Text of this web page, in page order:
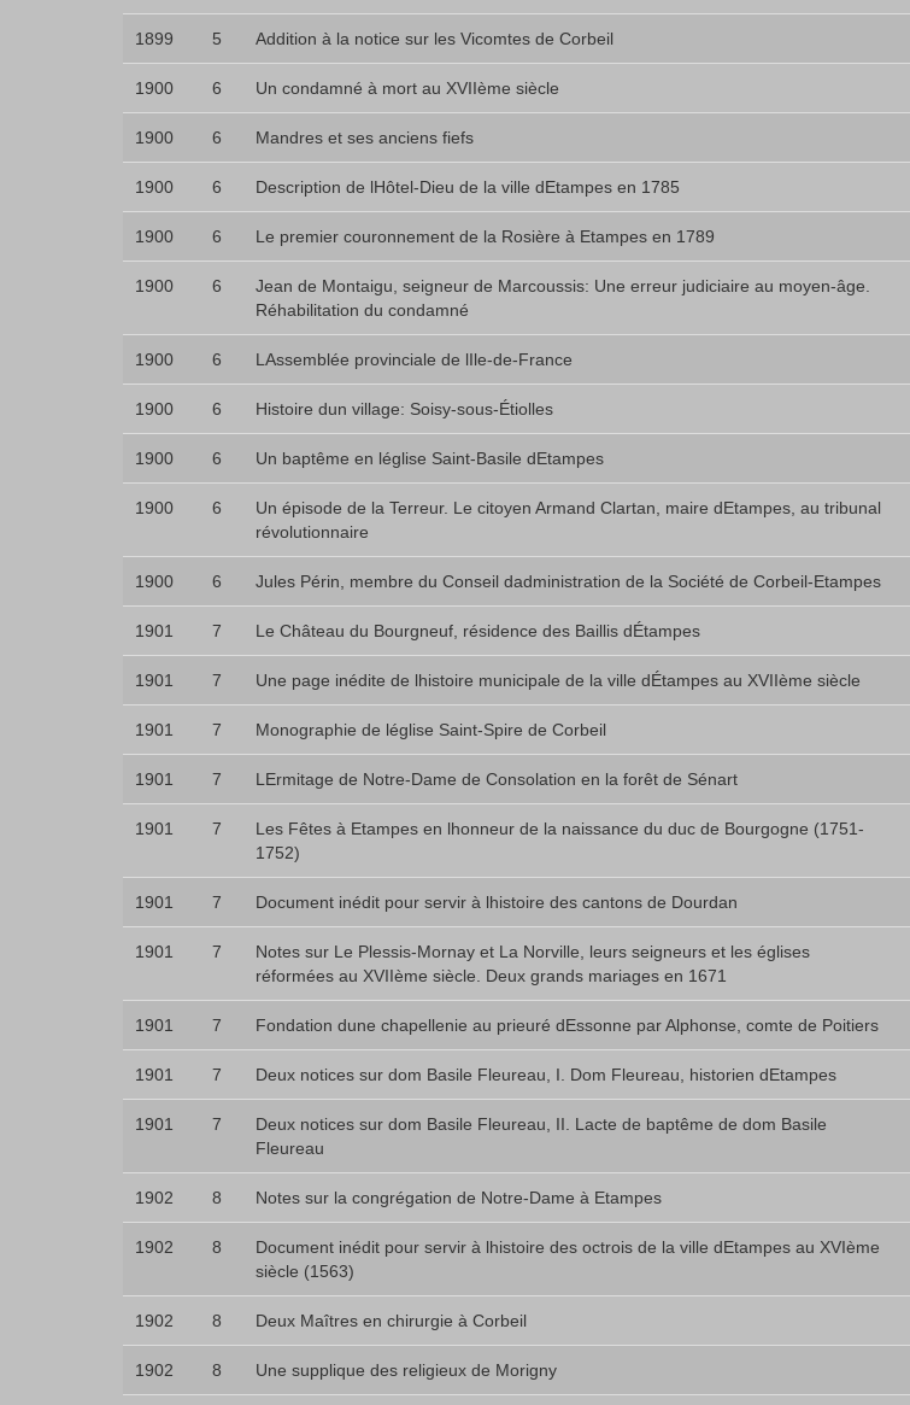
1899 5 Addition à la notice sur les Vicomtes de Corbeil
1900 6 Un condamné à mort au XVIIème siècle
1900 6 Mandres et ses anciens fiefs
1900 6 Description de lHôtel-Dieu de la ville dEtampes en 1785
1900 6 Le premier couronnement de la Rosière à Etampes en 1789
1900 6
Jean de Montaigu, seigneur de Marcoussis: Une erreur judiciaire au moyen-âge.
Réhabilitation du condamné
1900 6 LAssemblée provinciale de lIle-de-France
1900 6 Histoire dun village: Soisy-sous-Étiolles
1900 6 Un baptême en léglise Saint-Basile dEtampes
1900 6
Un épisode de la Terreur. Le citoyen Armand Clartan, maire dEtampes, au tribunal
révolutionnaire
1900 6 Jules Périn, membre du Conseil dadministration de la Société de Corbeil-Etampes
1901 7 Le Château du Bourgneuf, résidence des Baillis dÉtampes
1901 7 Une page inédite de lhistoire municipale de la ville dÉtampes au XVIIème siècle
1901 7 Monographie de léglise Saint-Spire de Corbeil
1901 7 LErmitage de Notre-Dame de Consolation en la forêt de Sénart
1901 7
Les Fêtes à Etampes en lhonneur de la naissance du duc de Bourgogne (1751-
1752)
1901 7 Document inédit pour servir à lhistoire des cantons de Dourdan
1901 7
Notes sur Le Plessis-Mornay et La Norville, leurs seigneurs et les églises
réformées au XVIIème siècle. Deux grands mariages en 1671
1901 7 Fondation dune chapellenie au prieuré dEssonne par Alphonse, comte de Poitiers
1901 7 Deux notices sur dom Basile Fleureau, I. Dom Fleureau, historien dEtampes
1901 7
Deux notices sur dom Basile Fleureau, II. Lacte de baptême de dom Basile
Fleureau
1902 8 Notes sur la congrégation de Notre-Dame à Etampes
1902 8
Document inédit pour servir à lhistoire des octrois de la ville dEtampes au XVIème
siècle (1563)
1902 8 Deux Maîtres en chirurgie à Corbeil
1902 8 Une supplique des religieux de Morigny